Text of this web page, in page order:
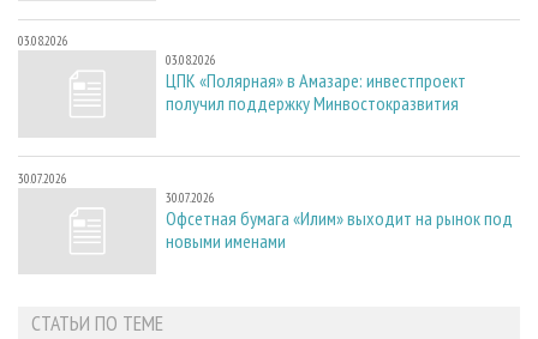
03.08.2026
03.08.2026
ЦПК «Полярная» в Амазаре: инвестпроект
получил поддержку Минвостокразвития
30.07.2026
30.07.2026
Офсетная бумага «Илим» выходит на рынок под
новыми именами
СТАТЬИ ПО ТЕМЕ